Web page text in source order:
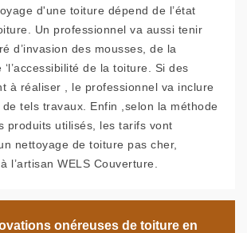
d'une toiture dépend de l’état
Un professionnel va aussi tenir
d’invasion des mousses, de la
de la toiture. Si des
à réaliser , le professionnel va inclure
tels travaux. Enfin ,selon la méthode
produits utilisés, les tarifs vont
nettoyage de toiture pas cher,
l’artisan WELS Couverture.
onéreuses de toiture en